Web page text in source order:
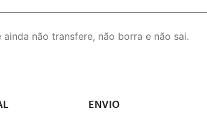
não transfere, não borra e não sai.
ENVIO